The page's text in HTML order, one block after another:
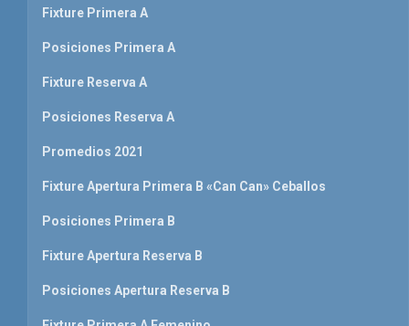
Fixture Primera A
Posiciones Primera A
Fixture Reserva A
Posiciones Reserva A
Promedios 2021
Fixture Apertura Primera B «Can Can» Ceballos
Posiciones Primera B
Fixture Apertura Reserva B
Posiciones Apertura Reserva B